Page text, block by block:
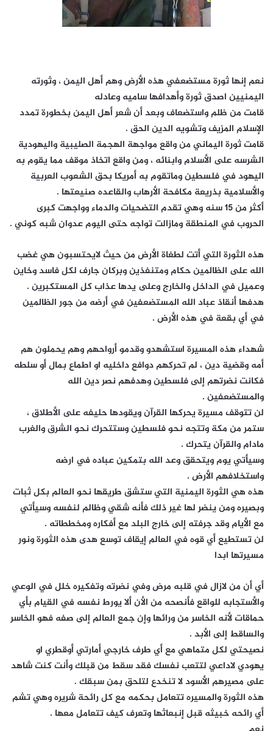
نعم إنها ثورة مستضعفي هذه الأرض وهم أهل اليمن ، وثورته
اليمنيين اصدق ثورة وأهدافها ساميه وعادله
قامت من ظلم واستضعاف وبعد أن شعر أهل اليمن بخطورة تمدد
الإسلام المزيف وتشويه الدين الحق .
قامت ثورة اليماني من واقع مواجهة الهجمة الصليبية واليهودية
الشرسه على الأسلام وابنائه ، ومن واقع اتخاذ موقف مما يقوم به
اليهود في فلسطين وماتقوم به أمريكا بحق الشعوب العربية
والأسلامية بذريعة مكافحة الأرهاب والقاعده صنيعتها .
أكثر من 15 سنه وهي تقدم التضحيات والدماء وواجهت كبرى
الحروب في المنطقة ومازالت تواجه حتى اليوم عدوان شبه كوني .
هذه الثورة التي أتت لطغاة الأرض من حيث لايحتسبون هي غضب
الله على الظالمين حكام ومتنفذين وبركان جارف لكل فاسد وخاين
وعميل في الداخل والخارج وعلى يدها عذاب كل المستكبرين .
هدفها أنقاذ عباد الله المستضعفين في أرضه من جور الظالمين
في أي بقعة في هذه الأرض .
شهداء هذه المسيرة استشهدو وقدمو أرواحهم وهم يحملون هم
أمه وقضية دين ، لم تحركهم دوافع داخليه او اطماع بمال أو سلطه
فكانت نضرتهم إلى فلسطين وهدفهم نصر دين الله
والمستضعفين .
لن تتوقف مسيرة يحركها القرآن ويقودها حليفه على الأطلاق ،
ستمر من مكة وتتجه نحو فلسطين وستتحرك نحو الشرق والغرب
مادام والقرآن يتحرك .
وسيأتي يوم ويتحقق وعد الله بتمكين عباده في ارضه
واستخلافهم الأرض .
هذه هي الثورة اليمنية التي ستشق طريقها نحو العالم بكل ثبات
وبصيره ومن ينضر لها غير ذلك فأنه شقي وظالم لنفسه وسيأتي
مع الأيام وقد جرفته إلى خارج البلد مع أفكاره ومخططاته .
لن تستطيع أي قوه في العالم إيقاف توسع هدى هذه الثورة ونور
مسيرتها ابدا
أي أن من لازال في قلبه مرض وفي نضرته وتفكيره خلل في الوعي
والأستجابه للواقع فأنصحه من الأن ألا يورط نفسه في القيام بأي
حماقات لأنه الخاسر من ورائها وإن جمع العالم إلى صفه فهو الخاسر
والساقط إلى الأبد .
نصيحتي لكل متماهي مع أي طرف خارجي أمارتي أوقطري او
يهودي لاداعي لتتعب نفسك فقد سقط من قبلك وأنت كنت شاهد
على مصيرهم الأسود لا تنخدع لتلحق بمن سبقك .
هذه الثورة والمسيره تتعامل بحكمه مع كل رائحة شريره وهي تشم
أي رائحه خبيثه قبل إنبعاثها وتعرف كيف تتعامل معها .